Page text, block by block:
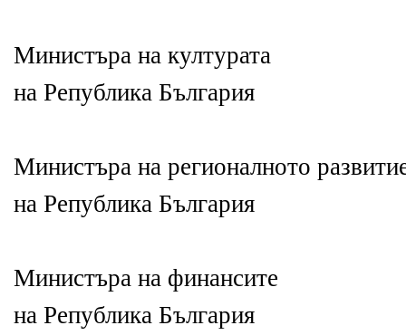
Министъра на културата
на Република България
Министъра на регионалното
на Република България
Министъра на финансите
на Република България